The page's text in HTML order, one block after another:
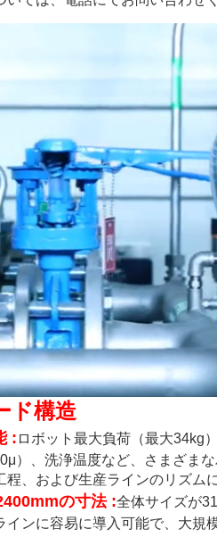
ド構造
: ロボット最大負荷（最大34kg
）、洗浄温度など、さまざま
、および生産ラインのリズム
の寸法 :全体サイズが
ンに容易に導入可能で、大規